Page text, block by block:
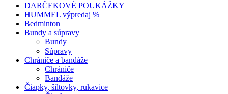
DARČEKOVÉ POUKÁŽKY
HUMMEL výpredaj %
Bedminton
Bundy a súpravy
Bundy
Súpravy
Chrániče a bandáže
Chrániče
Bandáže
Čiapky, šiltovky, rukavice